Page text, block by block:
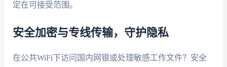
定在可接受范围。
安全加密与专线传输，守护隐私
在公共WiFi下访问国内网银或处理敏感工作文件？安全